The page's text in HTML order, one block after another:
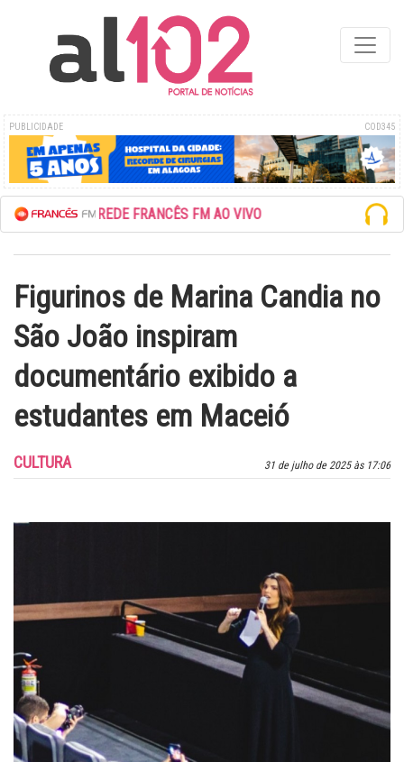
PUBLICIDADE COD345
ESCUTE A REDE FRANCÊS FM AO VIVO
Figurinos de Marina Candia no
São João inspiram
documentário exibido a
estudantes em Maceió
31 de julho de 2025 às 17:06
CULTURA